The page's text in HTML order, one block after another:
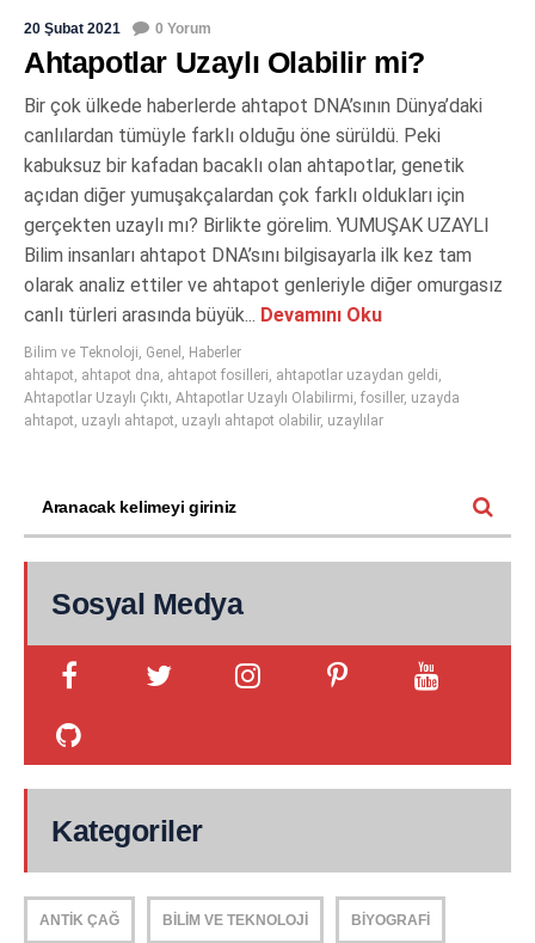
20 Şubat 2021 0 Yorum
Ahtapotlar Uzaylı Olabilir mi?
Bir çok ülkede haberlerde ahtapot DNA’sının Dünya’daki
canlılardan tümüyle farklı olduğu öne sürüldü. Peki
kabuksuz bir kafadan bacaklı olan ahtapotlar, genetik
açıdan diğer yumuşakçalardan çok farklı oldukları için
gerçekten uzaylı mı? Birlikte görelim. YUMUŞAK UZAYLI
Bilim insanları ahtapot DNA’sını bilgisayarla ilk kez tam
olarak analiz ettiler ve ahtapot genleriyle diğer omurgasız
canlı türleri arasında büyük... Devamını Oku
Bilim ve Teknoloji, Genel , Haberler
ahtapot, ahtapot dna, ahtapot fosilleri, ahtapotlar uzaydan geldi,
Ahtapotlar Uzaylı Çıktı, Ahtapotlar Uzaylı Olabilirmi, fosiller, uzayda
ahtapot, uzaylı ahtapot, uzaylı ahtapot olabilir, uzaylılar
Sosyal Medya
Kategoriler
ANTIK ÇAĞ BILIM VE TEKNOLOJI BIYOGRAFI